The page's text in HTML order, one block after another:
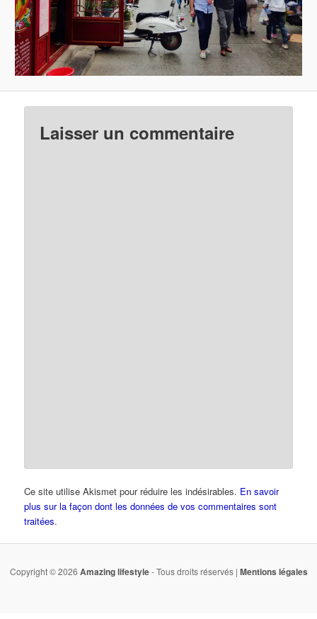
Laisser un commentaire
Ce site utilise Akismet pour réduire les indésirables. En savoir
plus sur la façon dont les données de vos commentaires sont
traitées.
Copyright © 2026 Amazing lifestyle- Tous droits réservés | Mentions légales